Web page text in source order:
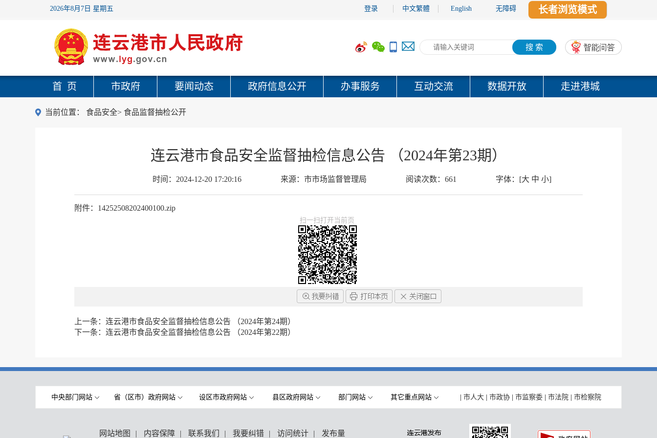
2026年8月7日 星期五 登录 中文繁體 English 无障碍 长者浏览模式
搜 索
首 页 市政府 要闻动态 政府信息公开 办事服务 互动交流 数据开放 走进港城
当前位置： 食品安全> 食品监督抽检公开
连云港市食品安全监督抽检信息公告 （2024年第23期）
时间： 2024-12-20 17:20:16 来源： 市市场监督管理局 阅读次数： 661 字体： [大 中 小]
附件：14252508202400100.zip
扫一扫打开当前页
上一条： 连云港市食品安全监督抽检信息公告 （2024年第24期）
下一条： 连云港市食品安全监督抽检信息公告 （2024年第22期）
中央部门网站 省（区市）政府网站 设区市政府网站 县区政府网站 部门网站 其它重点网站 市人大 市政协 市监察委 市法院 市检察院
网站地图 | 内容保障 | 联系我们 | 我要纠错 | 访问统计 | 发布量